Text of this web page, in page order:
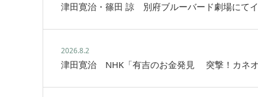
津田寛治・篠田 諒 別府ブルーバード劇場にて
2026.8.2
津田寛治 NHK「有吉のお金発見 突撃！カネ